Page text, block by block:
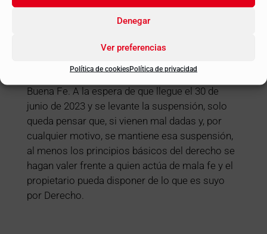
Denegar
Ver preferencias
Política de cookiesPolítica de privacidad
Ningunea a los servicios sociales y, por ende, al
propietario y al propio Juzgado.
No sé cuál será su opinión, pero un principio
vulnerar por las partes litigantes, es el de la
Buena Fe. A la espera de que llegue el 30 de
junio de 2023 y se levante la suspensión, solo
queda pensar que, si vienen mal dadas y, por
cualquier motivo, se mantiene esa suspensión,
al menos los principios básicos del derecho se
hagan valer frente a quien actúa de mala fe y el
propietario pueda disponer de lo que es suyo
por Derecho.